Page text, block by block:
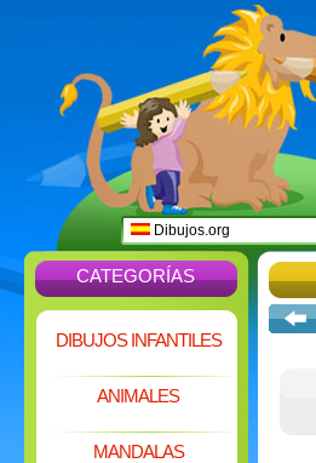
Dibujos.org
CATEGORÍAS
DIBUJOS INFANTILES
ANIMALES
MANDALAS